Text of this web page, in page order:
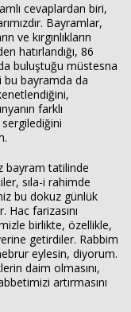
cevaplardan biri,
Bayramlar,
ve kırgınlıkların
hatırlandığı, 86
buluştuğu müstesna
bu bayramda da
farklı
bayram tatilinde
sıla-i rahimde
bu dokuz günlük
farizasını
birlikte, özellikle,
getirdiler. Rabbim
eylesin, diyorum.
daim olmasını,
artırmasını